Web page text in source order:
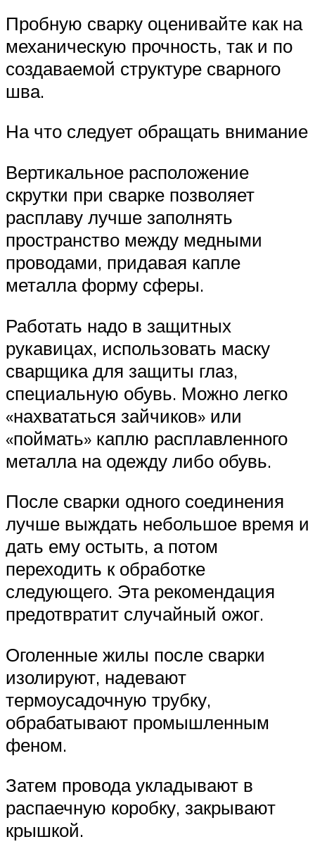
Пробную сварку оценивайте как на
механическую прочность, так и по
создаваемой структуре сварного
шва.
На что следует обращать внимание
Вертикальное расположение
скрутки при сварке позволяет
расплаву лучше заполнять
пространство между медными
проводами, придавая капле
металла форму сферы.
Работать надо в защитных
рукавицах, использовать маску
сварщика для защиты глаз,
специальную обувь. Можно легко
«нахвататься зайчиков» или
«поймать» каплю расплавленного
металла на одежду либо обувь.
После сварки одного соединения
лучше выждать небольшое время и
дать ему остыть, а потом
переходить к обработке
следующего. Эта рекомендация
предотвратит случайный ожог.
Оголенные жилы после сварки
изолируют, надевают
термоусадочную трубку,
обрабатывают промышленным
феном.
Затем провода укладывают в
распаечную коробку, закрывают
крышкой.